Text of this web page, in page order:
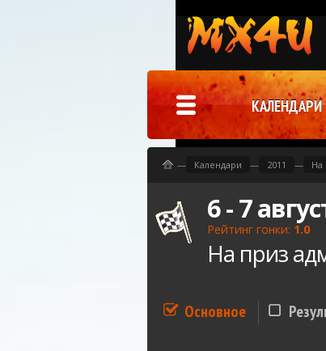
6 - 7
Рейтинг гонки: 1.0
На приз
Основное
— Календари — 2011 — На
КАЛЕНДАРИ